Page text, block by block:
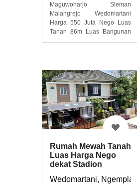
Maguwoharjo Sleman
Malangrejo Wedomartani
Harga 550 Juta Nego Luas
Tanah 86m Luas Bangunan
Rumah Mewah Tanah
Luas Harga Nego
dekat Stadion
Wedomartani,